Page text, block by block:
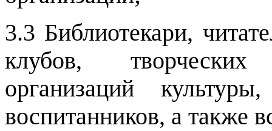
3.3 Библиотекари,
клубов,
организаций
воспитанников, а также